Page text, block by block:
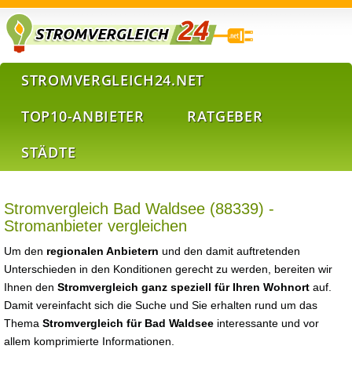
STROMVERGLEICH24.NET
TOP10-ANBIETER
RATGEBER
STÄDTE
Stromvergleich Bad Waldsee (88339) -
Stromanbieter vergleichen
Um den regionalen Anbietern und den damit auftretenden
Unterschieden in den Konditionen gerecht zu werden, bereiten wir
Ihnen den Stromvergleich ganz speziell für Ihren Wohnort auf.
Damit vereinfacht sich die Suche und Sie erhalten rund um das
Thema Stromvergleich für Bad Waldsee interessante und vor
allem komprimierte Informationen.